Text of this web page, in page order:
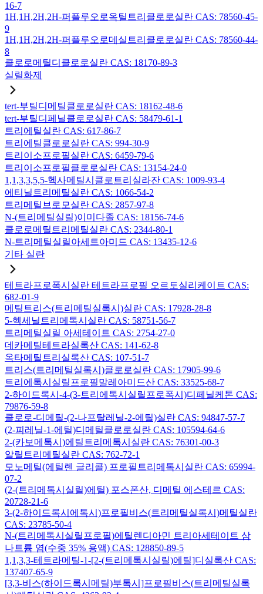
16-7
1H,1H,2H,2H-퍼플루오로옥틸트리클로로실란 CAS: 78560-45-
9
1H,1H,2H,2H-퍼플루오로데실트리클로로실란 CAS: 78560-44-
8
클로로메틸디클로로실란 CAS: 18170-89-3
실릴화제
tert-부틸디메틸클로로실란 CAS: 18162-48-6
tert-부틸디페닐클로로실란 CAS: 58479-61-1
트리에틸실란 CAS: 617-86-7
트리에틸클로로실란 CAS: 994-30-9
트리이소프로필실란 CAS: 6459-79-6
트리이소프로필클로로실란 CAS: 13154-24-0
1,1,3,3,5,5-헥사메틸시클로트리실라잔 CAS: 1009-93-4
에티닐트리메틸실란 CAS: 1066-54-2
트리메틸브로모실란 CAS: 2857-97-8
N-(트리메틸실릴)이미다졸 CAS: 18156-74-6
클로로메틸트리메틸실란 CAS: 2344-80-1
N-트리메틸실릴아세트아미드 CAS: 13435-12-6
기타 실란
테트라프로폭시실란 테트라프로필 오르토실리케이트 CAS:
682-01-9
메틸트리스(트리메틸실록시)실란 CAS: 17928-28-8
5-헥세닐트리메톡시실란 CAS: 58751-56-7
트리메틸실릴 아세테이트 CAS: 2754-27-0
데카메틸테트라실록산 CAS: 141-62-8
옥타메틸트리실록산 CAS: 107-51-7
트리스(트리메틸실록시)클로로실란 CAS: 17905-99-6
트리에톡시실릴프로필말레아미드산 CAS: 33525-68-7
2-하이드록시-4-(3-트리에톡시실릴프로폭시)디페닐케톤 CAS:
79876-59-8
클로로-디메틸-(2-나프탈레닐-2-에틸)실란 CAS: 94847-57-7
(2-피레닐-1-에틸)디메틸클로로실란 CAS: 105594-64-6
2-(카보메톡시)에틸트리메톡시실란 CAS: 76301-00-3
알릴트리메틸실란 CAS: 762-72-1
모노메틸(에틸렌 글리콜) 프로필트리메톡시실란 CAS: 65994-
07-2
(2-(트리메톡시실릴)에틸) 포스폰산, 디메틸 에스테르 CAS:
20728-21-6
3-(2-하이드록시에톡시)프로필비스(트리메틸실록시)메틸실란
CAS: 23785-50-4
N-(트리메톡시실릴프로필)에틸렌디아민 트리아세테이트 삼
나트륨 염(수중 35% 용액) CAS: 128850-89-5
1,1,3,3-테트라메틸-1-[2-(트리메톡시실릴)에틸]디실록산 CAS:
137407-65-9
[3,3-비스(하이드록시메틸)부톡시]프로필비스(트리메틸실록